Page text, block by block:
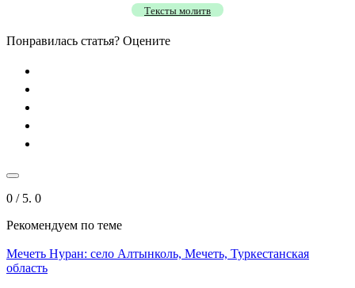
Тексты молитв
Понравилась статья? Оцените
0 / 5. 0
Рекомендуем по теме
Мечеть Нуран: село Алтынколь, Мечеть, Туркестанская
область